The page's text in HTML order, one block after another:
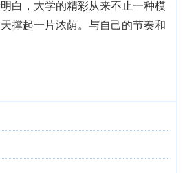
白，大学的精彩从来不止一种模
撑起一片浓荫。与自己的节奏和